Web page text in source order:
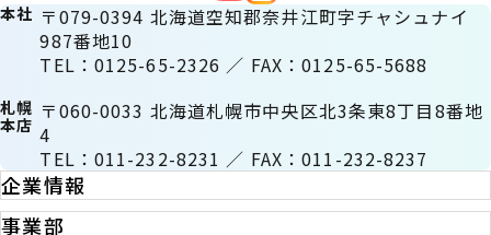
本社 〒079-0394 北海道空知郡奈井江町字チャシュナイ
987番地10
TEL：0125-65-2326 ／ FAX：0125-65-5688
札幌
本店
〒060-0033 北海道札幌市中央区北3条東8丁目8番地
4
TEL：011-232-8231 ／ FAX：011-232-8237
企業情報
事業部